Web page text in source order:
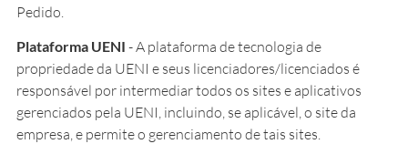
Pedido.
Plataforma UENI - A plataforma de tecnologia de
propriedade da UENI e seus licenciadores/licenciados é
responsável por intermediar todos os sites e aplicativos
gerenciados pela UENI, incluindo, se aplicável, o site da
empresa, e permite o gerenciamento de tais sites.